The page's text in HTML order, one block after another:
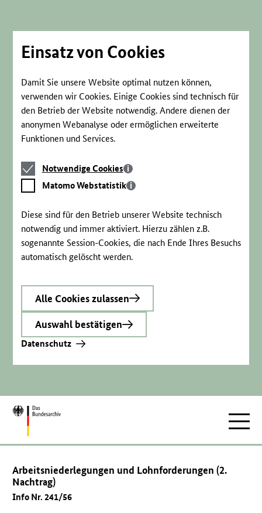
Einsatz von Cookies
Damit Sie unsere Website optimal nutzen können,
verwenden wir Cookies. Einige Cookies sind technisch für
den Betrieb der Website notwendig. Andere dienen der
anonymen Webanalyse oder ermöglichen erweiterte
Funktionen und Services.
Notwendige
Cookies
Notwendige Cookies
Matomo
Webstatistik
Matomo Webstatistik
Diese sind für den Betrieb unserer Website technisch
notwendig und immer aktiviert. Hierzu zählen z.B.
sogenannte Session-Cookies, die nach Ende Ihres Besuchs
automatisch gelöscht werden.
Alle Cookies zulassen
Auswahl bestätigen
Datenschutz
Zur
Arbeitsniederlegungen und Lohnforderungen (2.
Nachtrag)
Info Nr. 241/56